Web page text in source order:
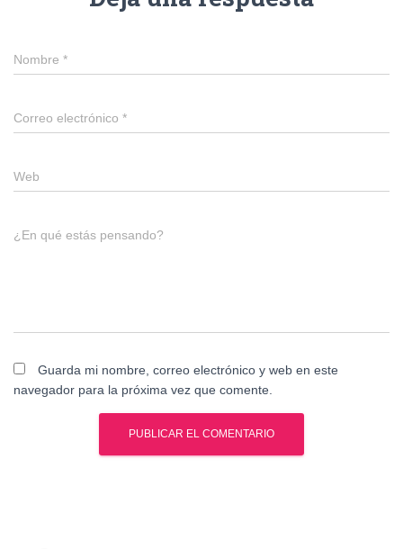
Nombre *
Correo electrónico *
Web
¿En qué estás pensando?
Guarda mi nombre, correo electrónico y web en este
navegador para la próxima vez que comente.